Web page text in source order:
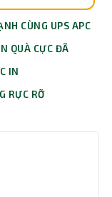
CÙNG UPS APC
QUÀ CỰC ĐÃ
IN
RỰC RỠ